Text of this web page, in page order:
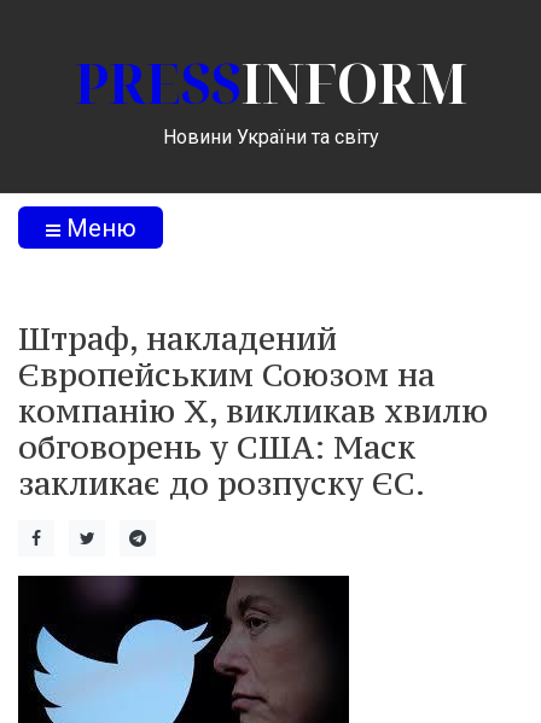
PRESSINFORM
Новини України та світу
Меню
Штраф, накладений
Європейським Союзом на
компанію X, викликав хвилю
обговорень у США: Маск
закликає до розпуску ЄС.